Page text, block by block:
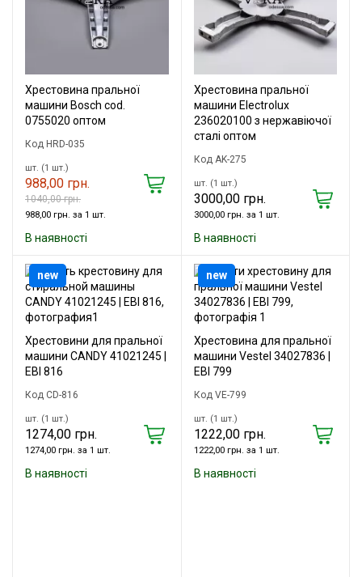
Хрестовина пральної
машини Bosch cod.
0755020 оптом
Код HRD-035
шт. (1 шт.)
988,00 грн.
1040,00 грн.
988,00 грн. за 1 шт.
В наявності
Хрестовина пральної
машини Electrolux
236020100 з нержавіючої
сталі оптом
Код AK-275
шт. (1 шт.)
3000,00 грн.
3000,00 грн. за 1 шт.
В наявності
Хрестовини для пральної
машини CANDY 41021245 |
EBI 816
Код CD-816
шт. (1 шт.)
1274,00 грн.
1274,00 грн. за 1 шт.
В наявності
new
Хрестовина для пральної
машини Vestel 34027836 |
EBI 799
Код VE-799
шт. (1 шт.)
1222,00 грн.
1222,00 грн. за 1 шт.
В наявності
new